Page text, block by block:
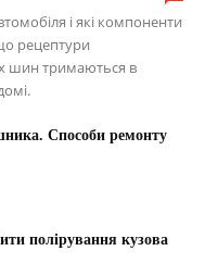
і які компоненти
рецептури
шин тримаються в
Способи ремонту
полірування кузова